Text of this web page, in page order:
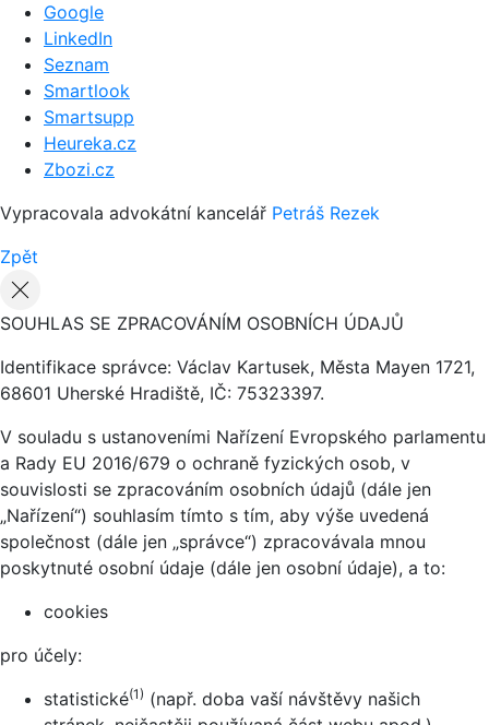
Google
LinkedIn
Seznam
Smartlook
Smartsupp
Heureka.cz
Zbozi.cz
Vypracovala advokátní kancelář Petráš Rezek
Zpět
SOUHLAS SE ZPRACOVÁNÍM OSOBNÍCH ÚDAJŮ
Identifikace správce: Václav Kartusek, Města Mayen 1721,
68601 Uherské Hradiště, IČ: 75323397.
V souladu s ustanoveními Nařízení Evropského parlamentu
a Rady EU 2016/679 o ochraně fyzických osob, v
souvislosti se zpracováním osobních údajů (dále jen
„Nařízení“) souhlasím tímto s tím, aby výše uvedená
společnost (dále jen „správce“) zpracovávala mnou
poskytnuté osobní údaje (dále jen osobní údaje), a to:
cookies
pro účely:
statistické(1) (např. doba vaší návštěvy našich